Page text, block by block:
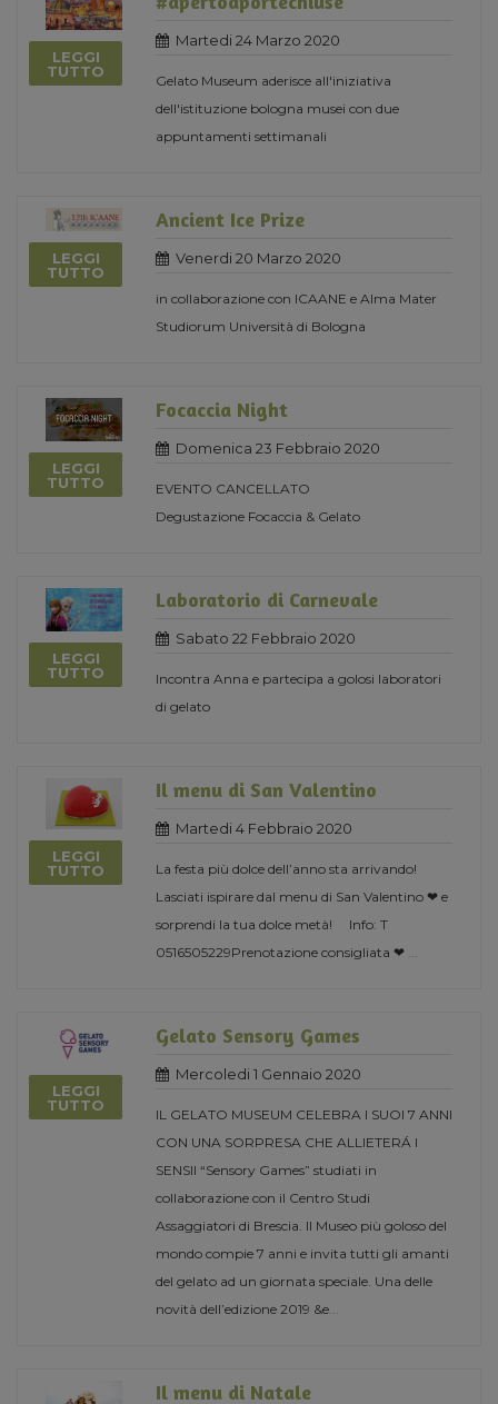
LEGGI
TUTTO
Martedi 24 Marzo 2020
Gelato Museum aderisce all'iniziativa
dell'istituzione bologna musei con due
appuntamenti settimanali
LEGGI
TUTTO
Ancient Ice Prize
Venerdi 20 Marzo 2020
in collaborazione con ICAANE e Alma Mater
Studiorum Università di Bologna
LEGGI
TUTTO
Focaccia Night
Domenica 23 Febbraio 2020
EVENTO CANCELLATO
Degustazione Focaccia & Gelato
LEGGI
TUTTO
Laboratorio di Carnevale
Sabato 22 Febbraio 2020
Incontra Anna e partecipa a golosi laboratori
di gelato
LEGGI
TUTTO
Il menu di San Valentino
Martedi 4 Febbraio 2020
La festa più dolce dell’anno sta arrivando!
Lasciati ispirare dal menu di San Valentino ❤ e
sorprendi la tua dolce metà! Info: T
0516505229Prenotazione consigliata ❤
LEGGI
TUTTO
Gelato Sensory Games
Mercoledi 1 Gennaio 2020
IL GELATO MUSEUM CELEBRA I SUOI 7 ANNI
CON UNA SORPRESA CHE ALLIETERÁ I
SENSII “Sensory Games” studiati in
collaborazione con il Centro Studi
Assaggiatori di Brescia. Il Museo più goloso del
mondo compie 7 anni e invita tutti gli amanti
del gelato ad un giornata speciale. Una delle
novità dell’edizione 2019 &e
Il menu di Natale